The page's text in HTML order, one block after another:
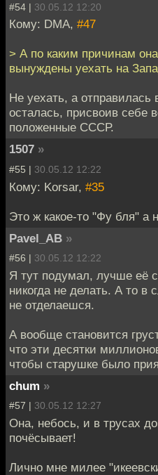
#54 | 30.05.12 12:20
Кому: DMA, #47
> А по каким причинам
вынуждены уехать на
Не уехать, а отправилась
осталась, присвоив себе
положенные СССР.
1507 »
#55 | 30.05.12 12:22
Кому: Korsar, #35
Это ж какое-то "Фу бля" а
Pavel_AB »
#56 | 30.05.12 12:22
Я тут подумал, лучше её
никогда не делать. А то в
не отделаешся.
А вообще становится
что эти десятки
чтобы старушке было
chum »
#57 | 30.05.12 12:27
Она, небось, и в трусах
почёсывает!
Лично мне милее